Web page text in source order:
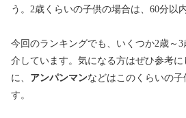
う。2歳くらいの子供の場合は、60分以
今回のランキングでも、いくつか2歳～
介しています。気になる方はぜひ参考
に、 アンパンマンなどはこのくらいの
す。